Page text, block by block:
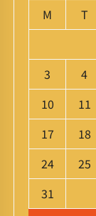
M T
3
4
10
11
17
18
24
25
31